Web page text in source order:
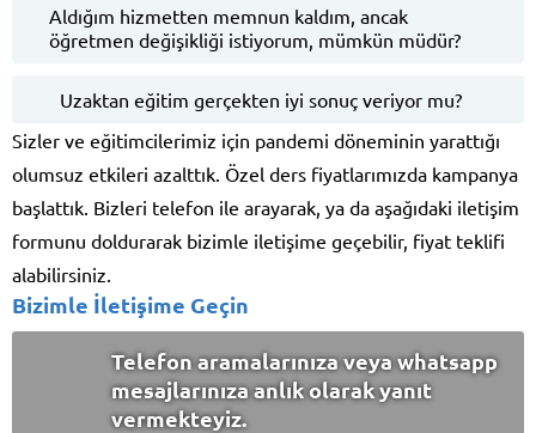
Aldığım hizmetten memnun kaldım, ancak
öğretmen değişikliği istiyorum, mümkün müdür?
Uzaktan eğitim gerçekten iyi sonuç veriyor mu?
Sizler ve eğitimcilerimiz için pandemi döneminin yarattığı
olumsuz etkileri azalttık. Özel ders fiyatlarımızda kampanya
başlattık. Bizleri telefon ile arayarak, ya da aşağıdaki iletişim
formunu doldurarak bizimle iletişime geçebilir, fiyat teklifi
alabilirsiniz.
Bizimle İletişime Geçin
Telefon aramalarınıza veya whatsapp
mesajlarınıza anlık olarak yanıt
vermekteyiz.